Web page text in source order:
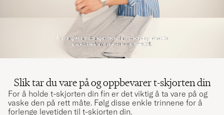
Slik tar du vare på og oppbevarer t-skjorten din
For å holde t-skjorten din fin er det viktig å ta vare på og
vaske den på rett måte. Følg disse enkle trinnene for å
forlenge levetiden til t-skjorten din.